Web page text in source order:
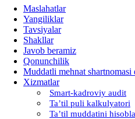
Maslahatlar
Yangiliklar
Tavsiyalar
Shakllar
Javob beramiz
Qonunchilik
Muddatli mehnat
Xizmatlar
Smart-kadroviy audit
Ta’til puli kalkulyatori
Ta’til muddatini